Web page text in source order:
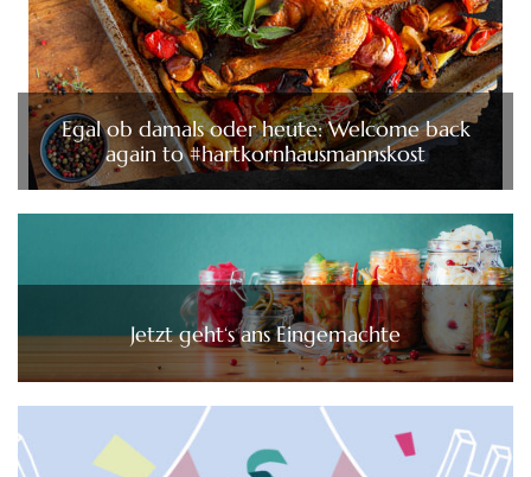
Egal ob damals oder heute: Welcome back
again to #hartkornhausmannskost
Jetzt geht‘s ans Eingemachte